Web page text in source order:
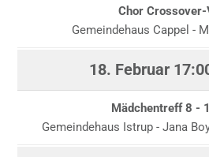
Chor
Gemeindehaus Cappel -
18. Februar
Mädchentreff 8 -
Gemeindehaus Istrup - Jana